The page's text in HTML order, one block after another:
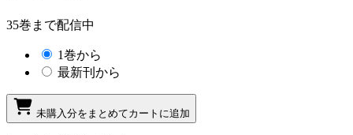
35巻まで配信中
1巻から
最新刊から
未購入分をまとめてカートに追加